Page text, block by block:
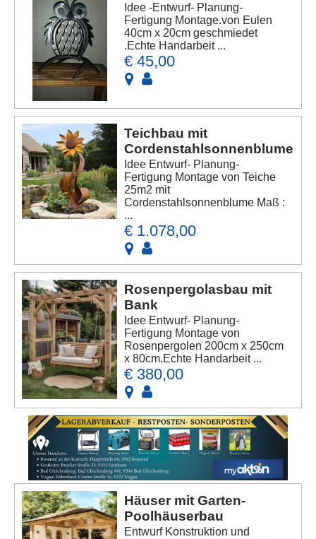
Idee -Entwurf- Planung-
Fertigung Montage.von Eulen
40cm x 20cm geschmiedet
.Echte Handarbeit ...
€ 45,00
Teichbau mit
Cordenstahlsonnenblume
Idee Entwurf- Planung-
Fertigung Montage von Teiche
25m2 mit
Cordenstahlsonnenblume Maß :
...
€ 1.078,00
Rosenpergolasbau mit
Bank
Idee Entwurf- Planung-
Fertigung Montage von
Rosenpergolen 200cm x 250cm
x 80cm.Echte Handarbeit ...
€ 380,00
Häuser mit Garten-
Poolhäuserbau
Entwurf Konstruktion und